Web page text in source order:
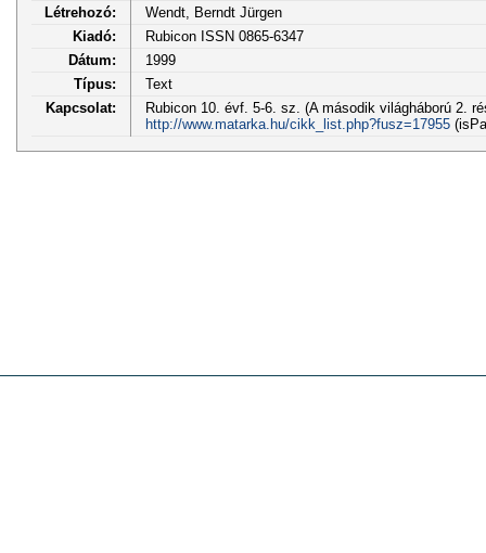
Létrehozó:
Wendt, Berndt Jürgen
Kiadó:
Rubicon ISSN 0865-6347
Dátum:
1999
Típus:
Text
Kapcsolat:
Rubicon 10. évf. 5-6. sz. (A második világháború 2.
http://www.matarka.hu/cikk_list.php?fusz=17955